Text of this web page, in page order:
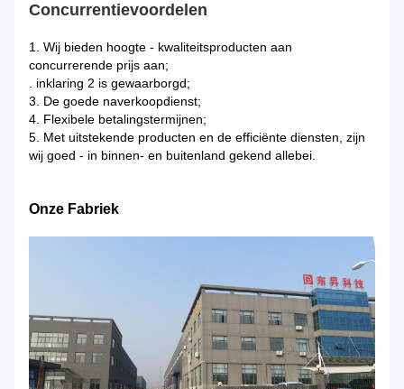
Concurrentievoordelen
1. Wij bieden hoogte - kwaliteitsproducten aan
concurrerende prijs aan;
. inklaring 2 is gewaarborgd;
3. De goede naverkoopdienst;
4. Flexibele betalingstermijnen;
5. Met uitstekende producten en de efficiënte diensten, zijn
wij goed - in binnen- en buitenland gekend allebei.
Onze Fabriek